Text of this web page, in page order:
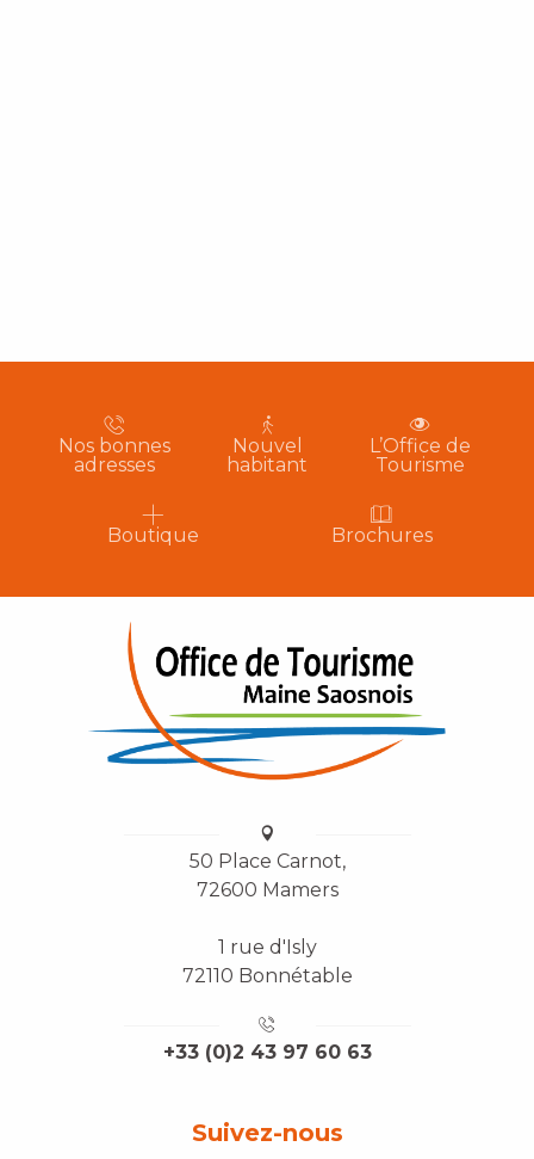
Nos bonnes
adresses
Nouvel
habitant
L’Office de
Tourisme
Boutique Brochures
50 Place Carnot,
72600 Mamers
1 rue d'Isly
72110 Bonnétable
+33 (0)2 43 97 60 63
Suivez-nous